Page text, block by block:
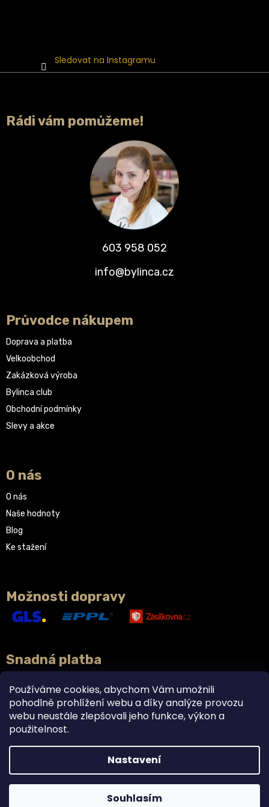
Používáme cookies, abychom Vám umožnili
pohodlné prohlížení webu a díky analýze provozu
webu neustále zlepšovali jeho funkce, výkon a
použitelnost.
Nastavení
Souhlasím
Doplňky stravy právě teď v akci 2+1 ZDARMA. 🌿
Krásné prázdniny! 🌿☀️
Sledovat na Instagramu
Rádi vám pomůžeme!
603 958 052
info@bylinca.cz
Průvodce nákupem
Doprava a platba
Velkoobchod
Zakázková výroba
Bylinca club
Obchodní podmínky
Slevy a akce
O nás
O nás
Naše hodnoty
Blog
Ke stažení
Možnosti dopravy
Snadná platba
Vytvořil Shoptet
BYLINCA. Všechna práva vyhrazena.